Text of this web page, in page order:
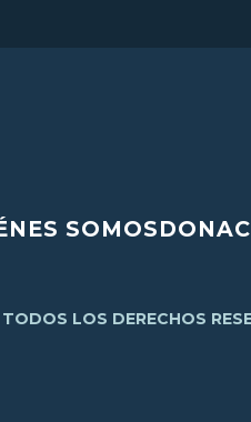
SOMOS
LOS DERECHOS